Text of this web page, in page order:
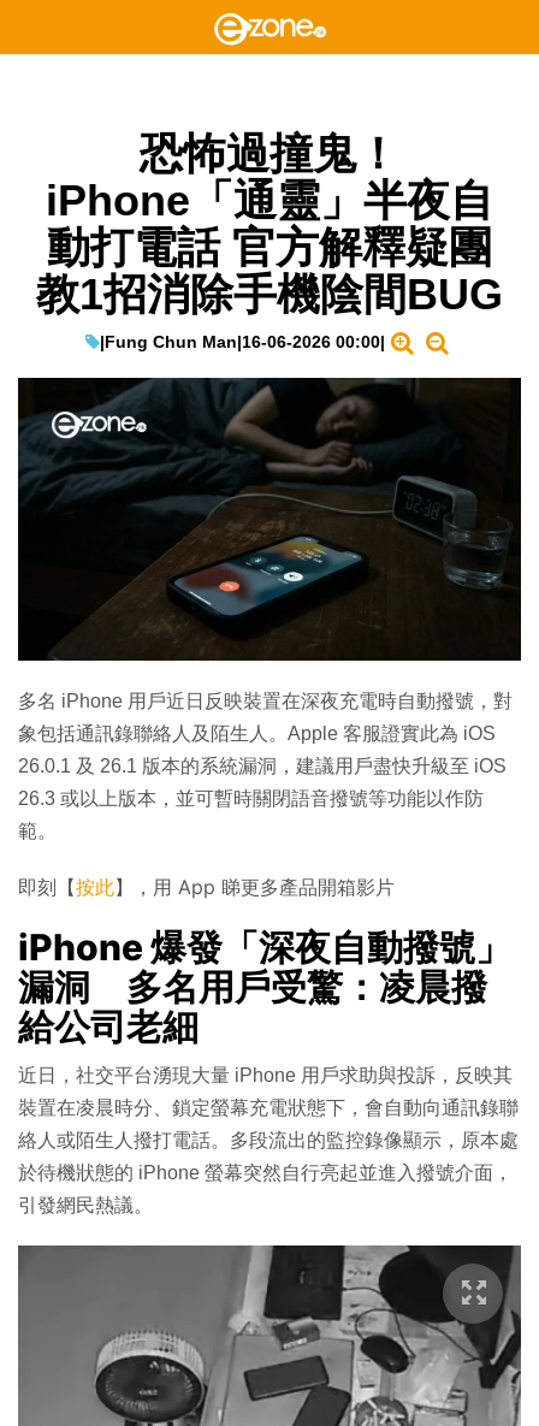
恐怖過撞鬼！
iPhone「通靈」半夜自
動打電話 官方解釋疑團
教1招消除手機陰間BUG
|Fung Chun Man|16-06-2026 00:00|
多名 iPhone 用戶近日反映裝置在深夜充電時自動撥號，對
象包括通訊錄聯絡人及陌生人。Apple 客服證實此為 iOS
26.0.1 及 26.1 版本的系統漏洞，建議用戶盡快升級至 iOS
26.3 或以上版本，並可暫時關閉語音撥號等功能以作防
範。
即刻【按此】，用 App 睇更多產品開箱影片
iPhone 爆發「深夜自動撥號」
漏洞 多名用戶受驚：凌晨撥
給公司老細
近日，社交平台湧現大量 iPhone 用戶求助與投訴，反映其
裝置在凌晨時分、鎖定螢幕充電狀態下，會自動向通訊錄聯
絡人或陌生人撥打電話。多段流出的監控錄像顯示，原本處
於待機狀態的 iPhone 螢幕突然自行亮起並進入撥號介面，
引發網民熱議。